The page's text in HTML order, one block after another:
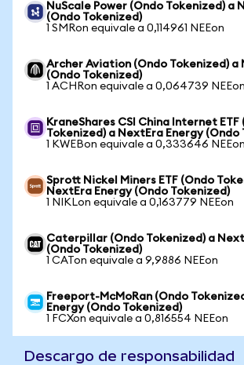
NuScale Power (Ondo Tokenized) a
(Ondo Tokenized)
1 SMRon equivale a 0,114961 NEEon
Archer Aviation (Ondo Tokenized) a
(Ondo Tokenized)
1 ACHRon equivale a 0,064739 NEEon
KraneShares CSI China Internet ETF
Tokenized) a NextEra Energy (Ondo
1 KWEBon equivale a 0,333646 NEEon
Sprott Nickel Miners ETF (Ondo
NextEra Energy (Ondo Tokenized)
1 NIKLon equivale a 0,163779 NEEon
Caterpillar (Ondo Tokenized) a
(Ondo Tokenized)
1 CATon equivale a 9,9886 NEEon
Freeport-McMoRan (Ondo
Energy (Ondo Tokenized)
1 FCXon equivale a 0,816554 NEEon
Descargo de responsabilidad